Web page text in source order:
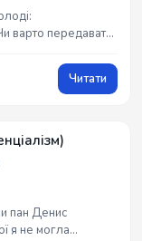
варто передавати
без
Читати
пан Денис
я не могла